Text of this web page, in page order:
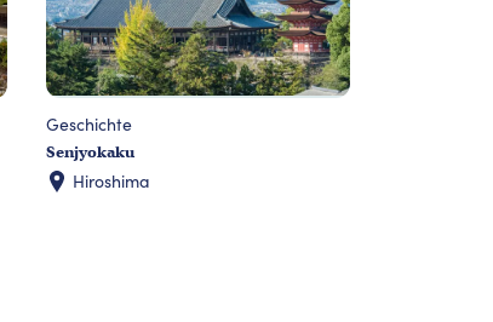
Geschichte
Senjyokaku
Hiroshima